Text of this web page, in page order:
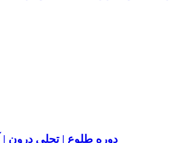
دوره طلوع | تجلی درون |